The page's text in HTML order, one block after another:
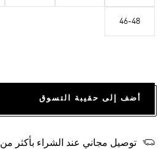
46-48
أضف إلى حقيبة التسوق
توصيل مجاني عند الشراء بأكثر من 60 ر.ع